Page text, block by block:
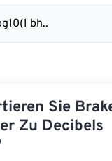
bh..
Sie
Zu Decibels